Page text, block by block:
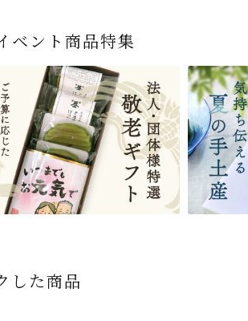
お茶屋の京都 宇治抹
茶サンド 3個入
1,743 (税込)
近江米と日本酒の「み
ずかがみ」パウンドケ
ーキ（カット）-単品-
540 (税込)
商品一覧はこちら
ありがとう メッセージ
付き緑茶ティーバッグ
4g×2包
410 (税込)
【季節限定】水出し緑
茶詰合せ 気軽に愉し
むセット
1,420 (税込)
商品一覧はこちら
宇治抹茶そば２袋・そ
ばつゆ４袋（４人前）
竹かごセット
2,278 (税込)
【送料込み】宇治抹茶
そば160ｇ×2袋（4人
前）＋特撰そばつゆ4
個（ポスト便）
2,028 (税込)
商品一覧はこちら
宇治抹茶焼き菓子詰
合せ 12個入
～抹茶づくし～
4,511 (税込)
老舗茶舗のひやひやス
イーツセット 3種6個
3,356 (税込)
商品一覧はこちら
茶道具 扇子（せんす）
扇子 利休百首 白竹 6
1,716 (税込)
おとなのお稽古セット
女子用 裏千家 茶道具
16,500 (税込)
商品一覧はこちら
ベント商品特集
した商品